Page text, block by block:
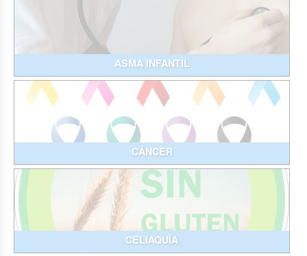
ASMA INFANTIL
CÁNCER
CELIAQUÍA